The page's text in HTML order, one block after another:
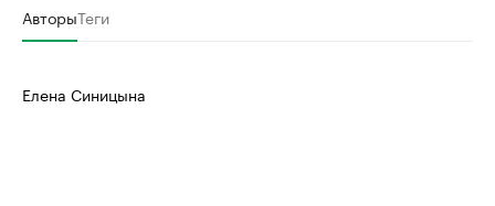
АвторыТеги
Елена Синицына